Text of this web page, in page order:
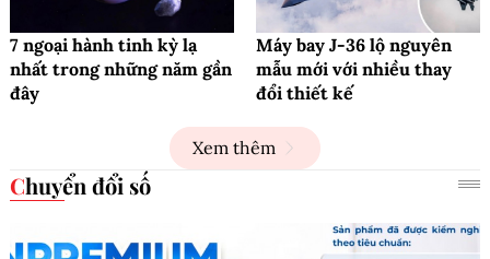
7 ngoại hành tinh kỳ lạ
nhất trong những năm gần
đây
Máy bay J-36 lộ nguyên
mẫu mới với nhiều thay
đổi thiết kế
Xem thêm
Chuyển đổi số